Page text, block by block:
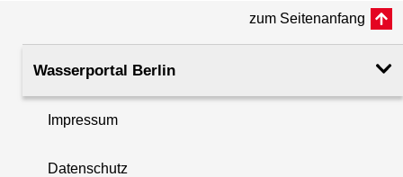
Rohroberkante
(m ü. NHN)
34.42
Filteroberkante
(m u. GOK)
zum Seitenanfang
Wasserportal Berlin
Impressum
Datenschutz